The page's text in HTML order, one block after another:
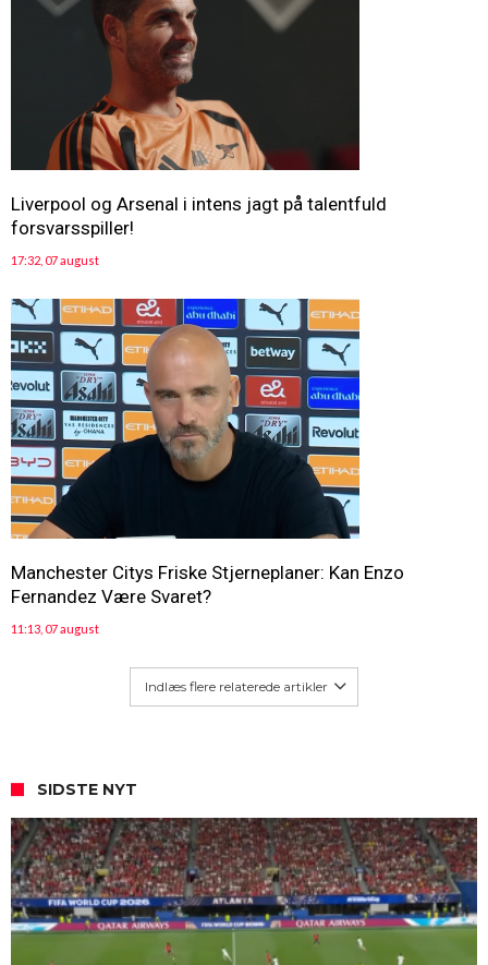
Liverpool og Arsenal i intens jagt på talentfuld
forsvarsspiller!
17:32, 07 august
Manchester Citys Friske Stjerneplaner: Kan Enzo
Fernandez Være Svaret?
11:13, 07 august
Indlæs flere relaterede artikler
SIDSTE NYT